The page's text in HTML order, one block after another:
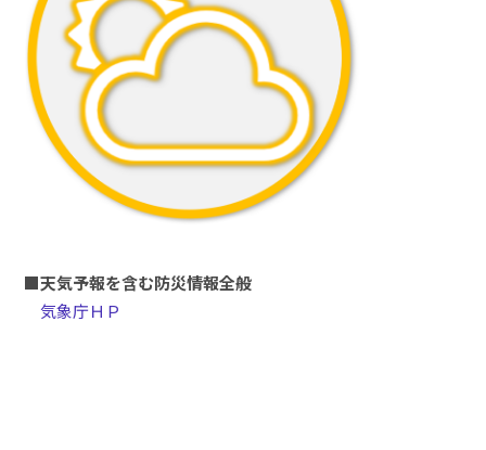
■天気予報を含む防災情報全般
気象庁ＨＰ